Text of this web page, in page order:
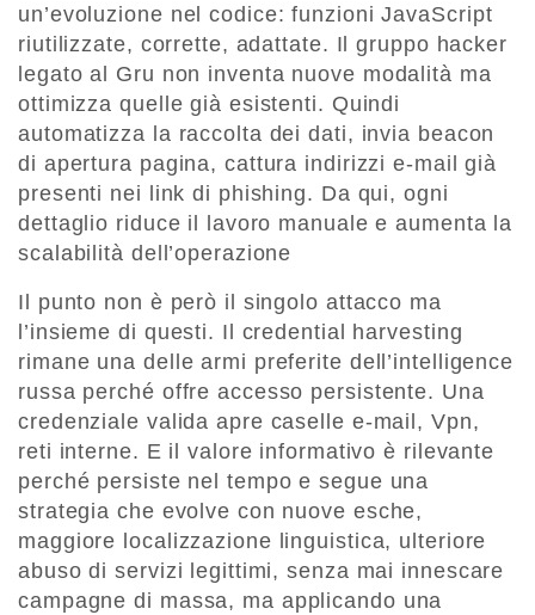
un’evoluzione nel codice: funzioni JavaScript
riutilizzate, corrette, adattate. Il gruppo hacker
legato al Gru non inventa nuove modalità ma
ottimizza quelle già esistenti. Quindi
automatizza la raccolta dei dati, invia beacon
di apertura pagina, cattura indirizzi e-mail già
presenti nei link di phishing. Da qui, ogni
dettaglio riduce il lavoro manuale e aumenta la
scalabilità dell’operazione
Il punto non è però il singolo attacco ma
l’insieme di questi. Il credential harvesting
rimane una delle armi preferite dell’intelligence
russa perché offre accesso persistente. Una
credenziale valida apre caselle e-mail, Vpn,
reti interne. E il valore informativo è rilevante
perché persiste nel tempo e segue una
strategia che evolve con nuove esche,
maggiore localizzazione linguistica, ulteriore
abuso di servizi legittimi, senza mai innescare
campagne di massa, ma applicando una